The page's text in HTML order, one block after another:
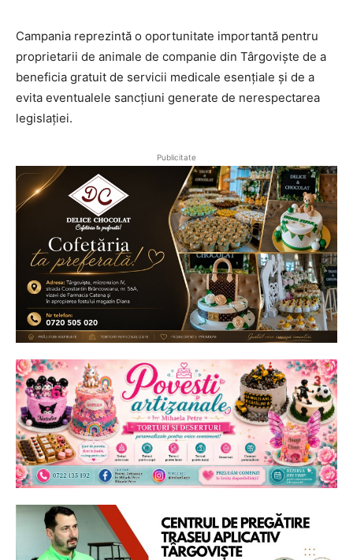
Campania reprezintă o oportunitate importantă pentru
proprietarii de animale de companie din Târgoviște de a
beneficia gratuit de servicii medicale esențiale și de a
evita eventualele sancțiuni generate de nerespectarea
legislației.
Publicitate